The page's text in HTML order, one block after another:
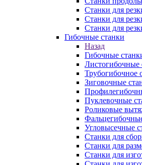
Станки для
Станки для
Станки для
Гибочные станки
Назад
Гибочные
Листогибочные
Трубогибочное
Зиговочные
Пуклевочные
Роликовые
Угловысечные
Станки для
Станки для
Станки для